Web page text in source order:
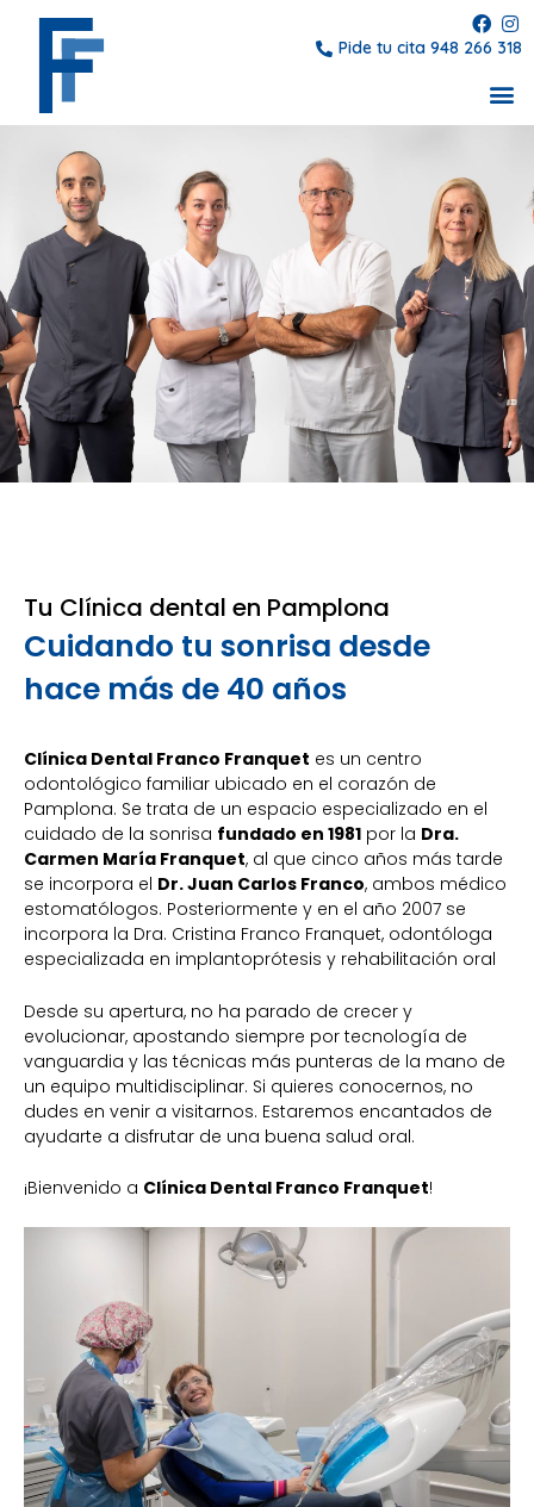
Pide tu cita 948 266 318
Tu Clínica dental en Pamplona
Cuidando tu sonrisa desde
hace más de 40 años
Clínica Dental Franco Franquet es un centro
odontológico familiar ubicado en el corazón de
Pamplona. Se trata de un espacio especializado en el
cuidado de la sonrisa fundado en 1981 por la Dra.
Carmen María Franquet, al que cinco años más tarde
se incorpora el Dr. Juan Carlos Franco, ambos médico
estomatólogos. Posteriormente y en el año 2007 se
incorpora la Dra. Cristina Franco Franquet, odontóloga
especializada en implantoprótesis y rehabilitación oral
Desde su apertura, no ha parado de crecer y
evolucionar, apostando siempre por tecnología de
vanguardia y las técnicas más punteras de la mano de
un equipo multidisciplinar. Si quieres conocernos, no
dudes en venir a visitarnos. Estaremos encantados de
ayudarte a disfrutar de una buena salud oral.
¡Bienvenido a Clínica Dental Franco Franquet!